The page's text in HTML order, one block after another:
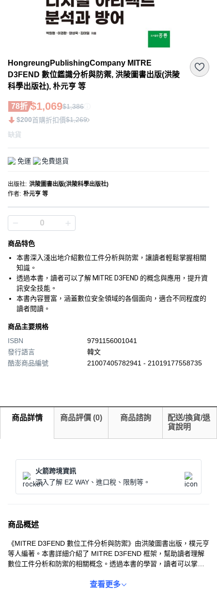
HongreungPublishingCompany MITRE
D3FEND 數位鑑識分析與防禦, 洪陵圖書出版(洪陵
科學出版社), 朴元亨 等
78折 $1,069$1,386
$200首購折扣價$1,269
缺貨
免運 免費退貨
出版社: 洪陵圖書出版(洪陵科學出版社)
作者: 朴元亨 等
商品特色
本書深入淺出地介紹數位工件分析與防禦，讓讀者輕鬆掌握相關
知識。
透過本書，讀者可以了解 MITRE D3FEND 的概念與應用，提升資
訊安全技能。
本書內容豐富，涵蓋數位安全領域的各個面向，適合不同程度的
讀者閱讀。
商品主要規格
ISBN
9791156001041
發行語言
韓文
酷澎商品編號
21007405782941 - 21019177558735
商品詳情 商品評價 (0) 商品諮詢
配送/換貨/退
貨說明
火箭跨境資訊
深入了解 EZ WAY、進口稅、限制等。
商品概述
《MITRE D3FEND 數位工件分析與防禦》由洪陵圖書出版，樸元亨
等人編著。本書詳細介紹了 MITRE D3FEND 框架，幫助讀者理解
數位工件分析和防禦的相關概念。透過本書的學習，讀者可以掌握
合資訊安全領域的專業人士以及對資訊安全有興趣的讀者閱讀。
查看更多